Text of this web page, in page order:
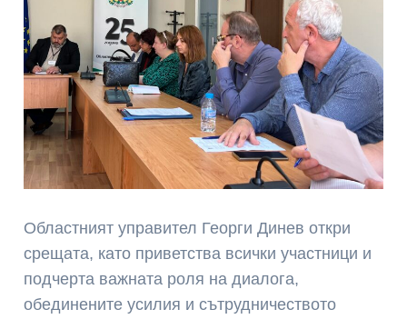
Областният управител Георги Динев откри
срещата, като приветства всички участници и
подчерта важната роля на диалога,
обединените усилия и сътрудничеството